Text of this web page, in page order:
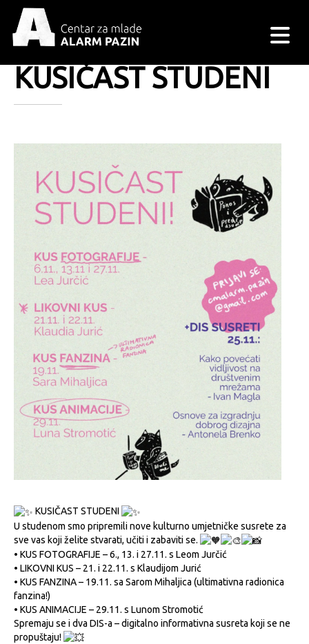
KUSIČAST STUDENI
KUSIČAST STUDENI
U studenom smo pripremili nove kulturno umjetničke susrete za
sve vas koji želite stvarati, učiti i zabaviti se.
• KUS FOTOGRAFIJE – 6., 13. i 27.11. s Leom Jurčić
• LIKOVNI KUS – 21. i 22.11. s Klaudijom Jurić
• KUS FANZINA – 19.11. sa Sarom Mihaljica (ultimativna radionica
fanzina!)
• KUS ANIMACIJE – 29.11. s Lunom Stromotić
Spremaju se i dva DIS-a – digitalno informativna susreta koji se ne
propuštaju!